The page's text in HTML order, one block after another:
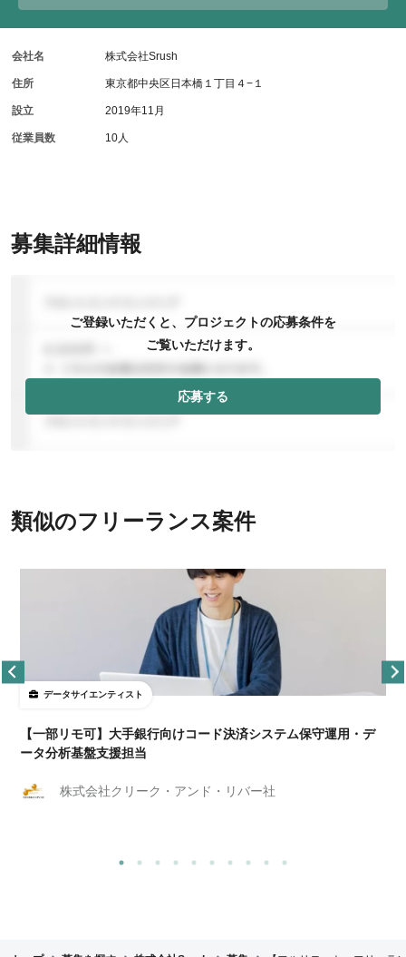
募集詳細情報
ご登録いただくと、プロジェクトの応募条件を
ご覧いただけます。
応募する
会社名 株式会社Srush
住所 東京都中央区日本橋１丁目４−１
設立 2019年11月
従業員数 10人
類似のフリーランス案件
データサイエンティスト
【一部リモ可】大手銀行向けコード決済システム保守運用・デ
ータ分析基盤支援担当
株式会社クリーク・アンド・リバー社